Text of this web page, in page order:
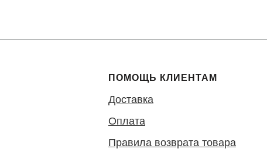
ПОМОЩЬ КЛИЕНТАМ
Доставка
Оплата
Правила возврата товара